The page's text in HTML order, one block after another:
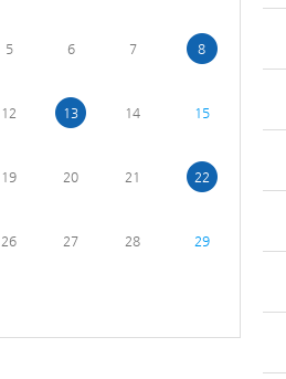
5 6 7 8
12 13 14 15
19 20 21 22
26 27 28 29